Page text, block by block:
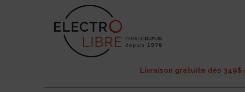
Livraison gratuite dès 349$